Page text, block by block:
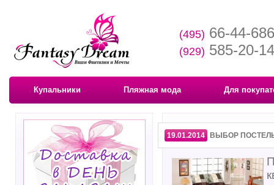
(495) 66-44-686
(929) 585-20-14
Купальники Пляжная мода Для
19.01.2014 ВЫБОР